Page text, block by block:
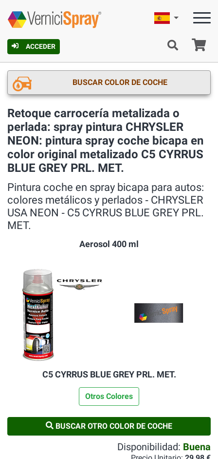
ACCEDER
Español
BUSCAR COLOR DE COCHE
Retoque carrocería metalizada o
perlada: spray pintura CHRYSLER
NEON: pintura spray coche bicapa en
color original metalizado C5 CYRRUS
BLUE GREY PRL. MET.
Pintura coche en spray bicapa para autos:
colores metálicos y perlados ‐ CHRYSLER
USA NEON ‐ C5 CYRRUS BLUE GREY PRL.
MET.
Aerosol 400 ml
C5 CYRRUS BLUE GREY PRL. MET.
Otros Colores
BUSCAR OTRO COLOR DE COCHE
Disponibilidad: Buena